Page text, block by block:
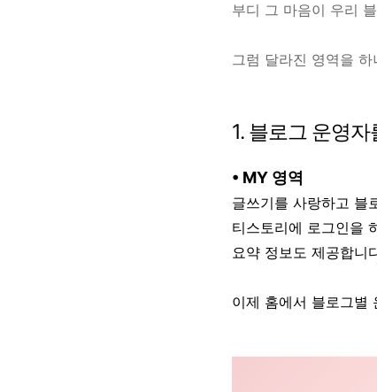
부디 그 마음이 우리
그럼 달라진 영역을
1. 블로그 운영
• MY 영역
글쓰기를 사랑하고 블
티스토리에 로그인을
요약 정보도 제공합니
이제 홈에서 블로그별